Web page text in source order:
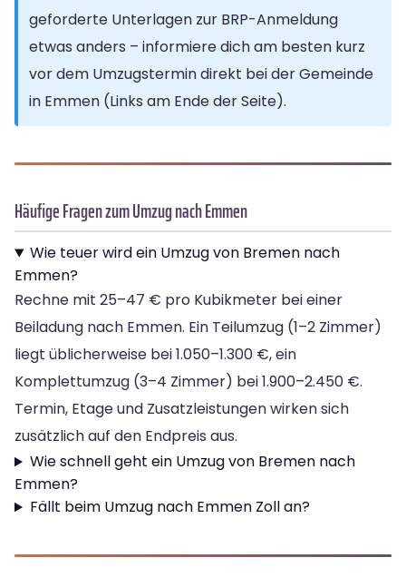
geforderte Unterlagen zur BRP-Anmeldung
etwas anders – informiere dich am besten kurz
vor dem Umzugstermin direkt bei der Gemeinde
in Emmen (Links am Ende der Seite).
Häufige Fragen zum Umzug nach Emmen
Wie teuer wird ein Umzug von Bremen nach
Emmen?
Rechne mit 25–47 € pro Kubikmeter bei einer
Beiladung nach Emmen. Ein Teilumzug (1–2 Zimmer)
liegt üblicherweise bei 1.050–1.300 €, ein
Komplettumzug (3–4 Zimmer) bei 1.900–2.450 €.
Termin, Etage und Zusatzleistungen wirken sich
zusätzlich auf den Endpreis aus.
Wie schnell geht ein Umzug von Bremen nach
Emmen?
Fällt beim Umzug nach Emmen Zoll an?